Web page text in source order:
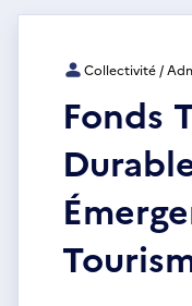
Collectivité /
Fonds